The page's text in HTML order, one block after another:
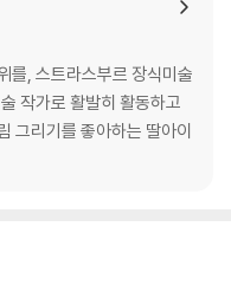
를, 스트라스부르 장식미술
작가로 활발히 활동하고
그리기를 좋아하는 딸아이